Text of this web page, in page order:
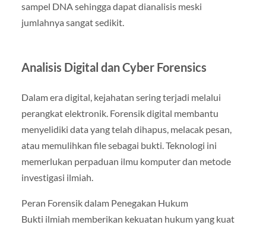
sampel DNA sehingga dapat dianalisis meski
jumlahnya sangat sedikit.
Analisis Digital dan Cyber Forensics
Dalam era digital, kejahatan sering terjadi melalui
perangkat elektronik. Forensik digital membantu
menyelidiki data yang telah dihapus, melacak pesan,
atau memulihkan file sebagai bukti. Teknologi ini
memerlukan perpaduan ilmu komputer dan metode
investigasi ilmiah.
Peran Forensik dalam Penegakan Hukum
Bukti ilmiah memberikan kekuatan hukum yang kuat